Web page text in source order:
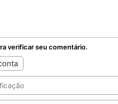
e escrita
MAIS